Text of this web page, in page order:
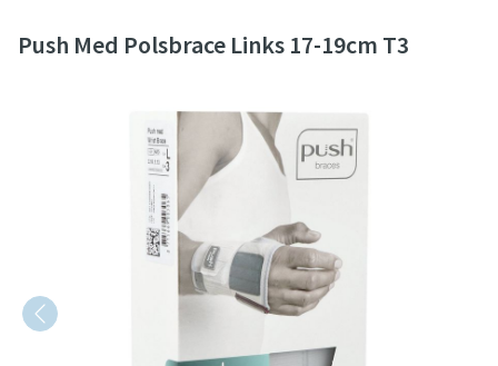
Push Med Polsbrace Links 17-19cm T3